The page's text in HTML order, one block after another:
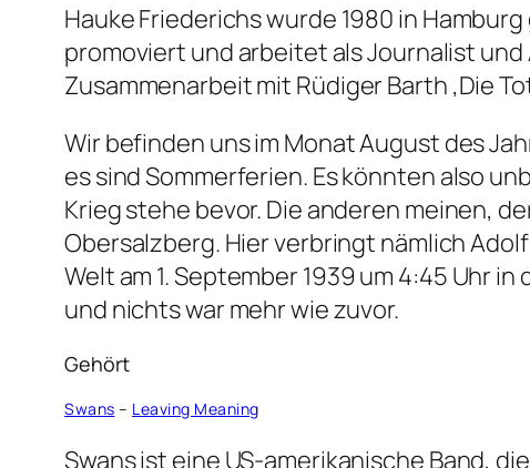
Hauke Friederichs wurde 1980 in
promoviert und arbeitet als Journalist und
Zusammenarbeit mit Rüdiger Barth ‚Die
Wir befinden uns im Monat August des
es sind Sommerferien. Es könnten also
Krieg stehe bevor. Die anderen meinen,
Obersalzberg. Hier verbringt nämlich
Welt am 1. September 1939 um 4:45 Uhr
und nichts war mehr wie zuvor.
Gehört
Swans – Leaving Meaning
Swans ist eine US-amerikanische Band,